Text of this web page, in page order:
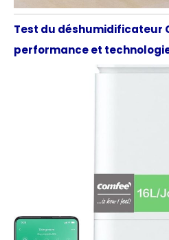
Test du déshumidificateur
performance et